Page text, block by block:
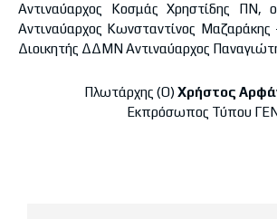
Αντιναύαρχος Κοσμάς Χρηστίδης ΠΝ,
Αντιναύαρχος Κωνσταντίνος Μαζαράκης
Διοικητής ΔΔΜΝ Αντιναύαρχος
Πλωτάρχης (Ο) Χρήστος
Εκπρόσωπος Τύπου